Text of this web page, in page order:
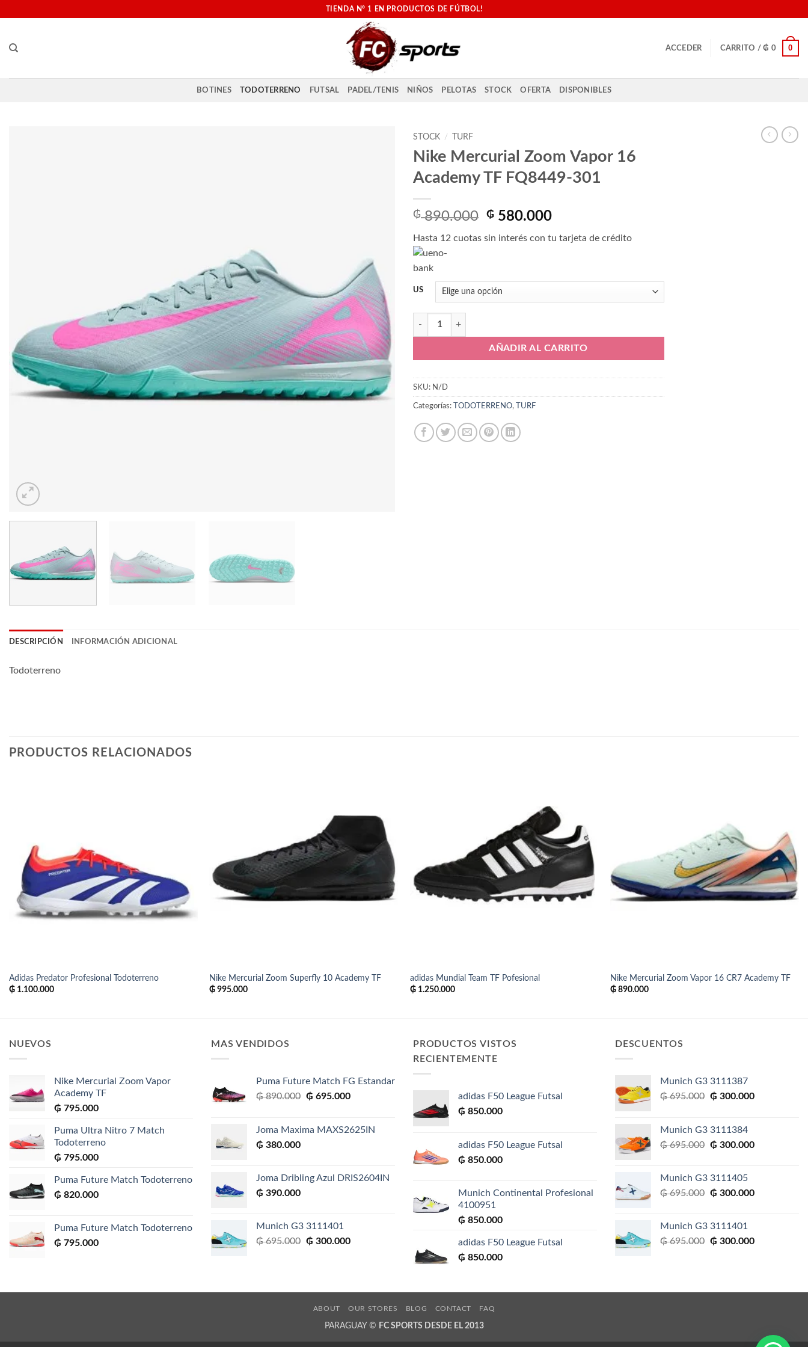
TIENDA N° 1 EN PRODUCTOS DE FÚTBOL!
ACCEDER CARRITO /₲ 0 0
BOTINES TODOTERRENO FUTSAL PADEL/TENIS NIÑOS PELOTAS STOCK OFERTA DISPONIBLES
STOCK / TURF
Nike Mercurial Zoom Vapor 16
Academy TF FQ8449-301
₲890.000 El
original
₲ 580.000El
actual
Hasta 12 cuotas sin interés con tu tarjeta de crédito
US
Nike Mercurial Zoom Vapor 16 Academy TF FQ8449-301 cantidad
AÑADIR AL CARRITO
SKU: N/D
Categorías: TODOTERRENO, TURF
DESCRIPCIÓN INFORMACIÓN ADICIONAL
Todoterreno
PRODUCTOS RELACIONADOS
Adidas Predator Profesional Todoterreno
₲1.100.000
Nike Mercurial Zoom Superfly 10 Academy TF
₲ 995.000
adidas Mundial Team TF Pofesional
₲1.250.000
Nike Mercurial Zoom Vapor 16 CR7 Academy TF
₲ 890.000
NUEVOS
Nike Mercurial Zoom Vapor
Academy TF
₲ 795.000
Puma Ultra Nitro 7 Match
Todoterreno
₲ 795.000
Puma Future Match Todoterreno
₲ 820.000
Puma Future Match Todoterreno
₲ 795.000
MAS VENDIDOS
Puma Future Match FG Estandar
₲890.000 El
era:
₲ 695.000El
es:
Joma Maxima MAXS2625IN
₲ 380.000
Joma Dribling Azul DRIS2604IN
₲ 390.000
Munich G3 3111401
₲695.000 El
₲ 695.000.
₲ 300.000El
₲ 300.000.
PRODUCTOS VISTOS
RECIENTEMENTE
adidas F50 League Futsal
₲ 850.000
adidas F50 League Futsal
₲ 850.000
Munich Continental Profesional
4100951
₲ 850.000
adidas F50 League Futsal
₲ 850.000
DESCUENTOS
Munich G3 3111387
₲695.000 El
era:
₲ 695.000.
₲ 300.000El
₲ 300.000.
Munich G3 3111384
₲695.000 El
era:
₲ 695.000.
₲ 300.000El
₲ 300.000.
Munich G3 3111405
₲695.000 El
era:
₲ 695.000.
₲ 300.000El
₲ 300.000.
Munich G3 3111401
₲695.000 El
₲ 695.000.
₲ 300.000El
₲ 300.000.
ABOUT OUR STORES BLOG CONTACT FAQ
PARAGUAY © FC SPORTS DESDE EL 2013